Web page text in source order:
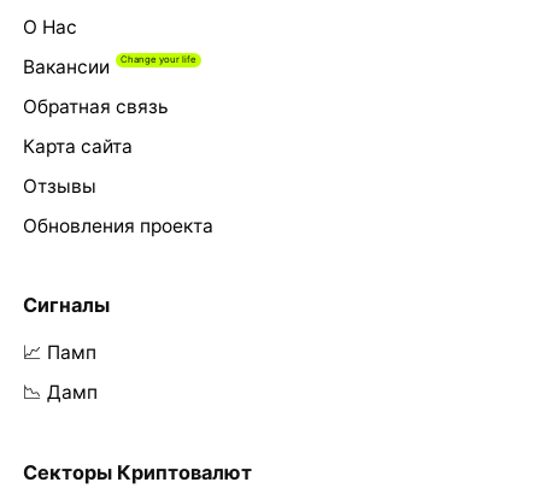
О Нас
Вакансии
Обратная связь
Карта сайта
Отзывы
Обновления проекта
Сигналы
📈 Памп
📉 Дамп
Секторы Криптовалют